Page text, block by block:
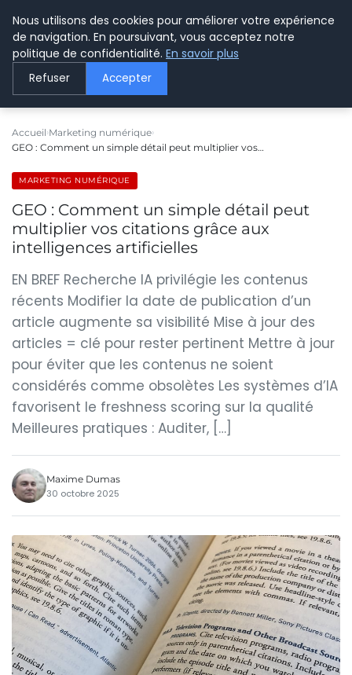
LE WEBMARKETING
Accueil Marketing numérique
GEO : Comment un simple détail peut multiplier vos…
MARKETING NUMÉRIQUE
GEO : Comment un simple détail peut
multiplier vos citations grâce aux
intelligences artificielles
EN BREF Recherche IA privilégie les contenus
récents Modifier la date de publication d’un
article augmente sa visibilité Mise à jour des
articles = clé pour rester pertinent Mettre à jour
pour éviter que les contenus ne soient
considérés comme obsolètes Les systèmes d’IA
favorisent le freshness scoring sur la qualité
Meilleures pratiques : Auditer, […]
Maxime Dumas
30 octobre 2025
Nous utilisons des cookies pour améliorer votre expérience
de navigation. En poursuivant, vous acceptez notre
politique de confidentialité. En savoir plus
Refuser Accepter